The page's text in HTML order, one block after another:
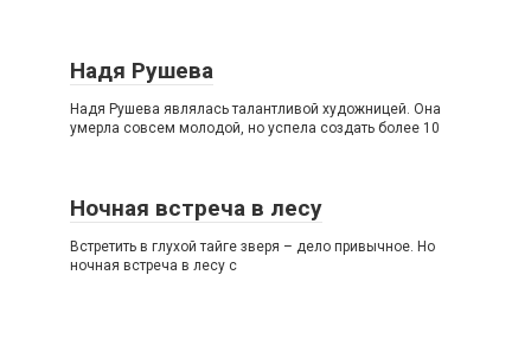
Надя Рушева
Надя Рушева являлась талантливой художницей. Она
умерла совсем молодой, но успела создать более 10
Ночная встреча в лесу
Встретить в глухой тайге зверя – дело привычное. Но
ночная встреча в лесу с